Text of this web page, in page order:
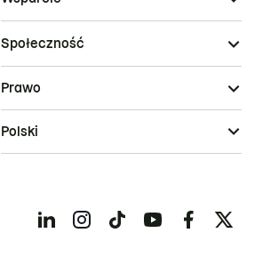
Społeczność
Prawo
Polski